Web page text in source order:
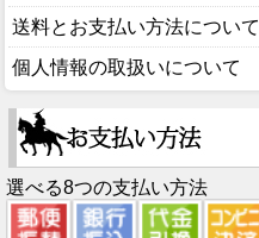
送料とお支払い方法について
個人情報の取扱いについて
選べる8つの支払い方法